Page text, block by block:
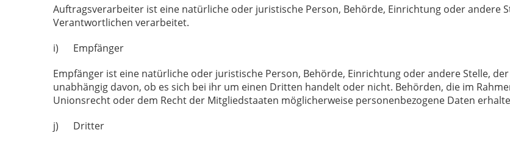
Auftragsverarbeiter ist eine natürliche oder juristische Person, Behörde, Einrichtung oder andere
Verantwortlichen verarbeitet.
i) Empfänger
Empfänger ist eine natürliche oder juristische Person, Behörde, Einrichtung oder andere Stelle,
unabhängig davon, ob es sich bei ihr um einen Dritten handelt oder nicht. Behörden, die im
Unionsrecht oder dem Recht der Mitgliedstaaten möglicherweise personenbezogene Daten
j) Dritter